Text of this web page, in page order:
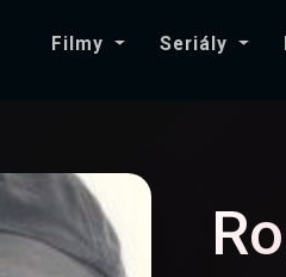
Filmy Seriály